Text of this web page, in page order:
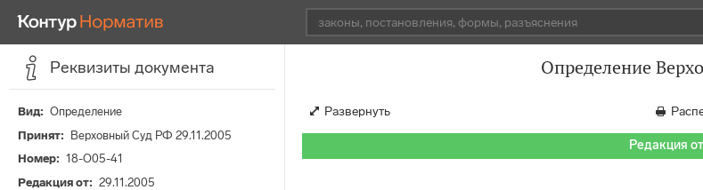
Реквизиты документа
Вид
Определение
Принят
Верховный Суд РФ 29.11.2005
Номер
18-О05-41
Редакция от
29.11.2005
Определение
Развернуть
Редакция